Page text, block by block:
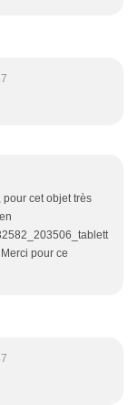
pour cet objet très
pour ce